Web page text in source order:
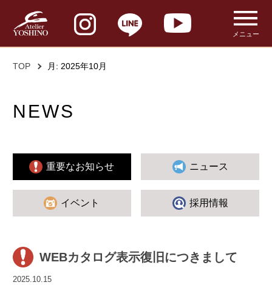
メニュー
TOP 月: 2025年10月
NEWS
重要なお知らせ ニュース
イベント 採用情報
WEBカタログ表示復旧につきまして
2025.10.15